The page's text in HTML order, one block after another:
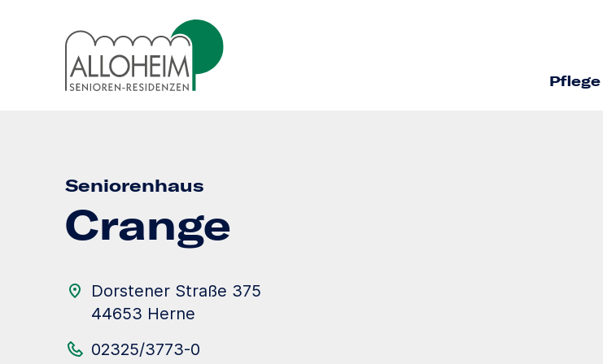
Seniorenhaus
Crange
Dorstener Straße 375
44653 Herne
02325/3773-0